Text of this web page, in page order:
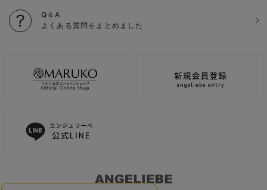
Q＆A
よくある質問をまとめました